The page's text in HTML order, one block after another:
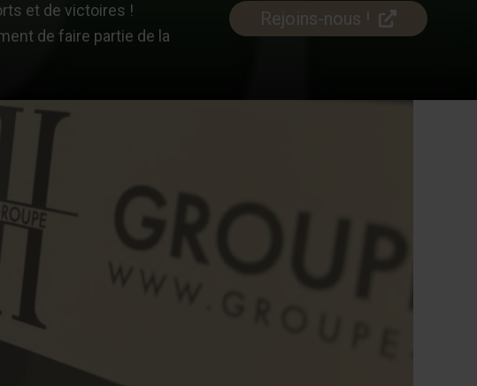
et de victoires !
de faire partie de la
Rejoins-nous !